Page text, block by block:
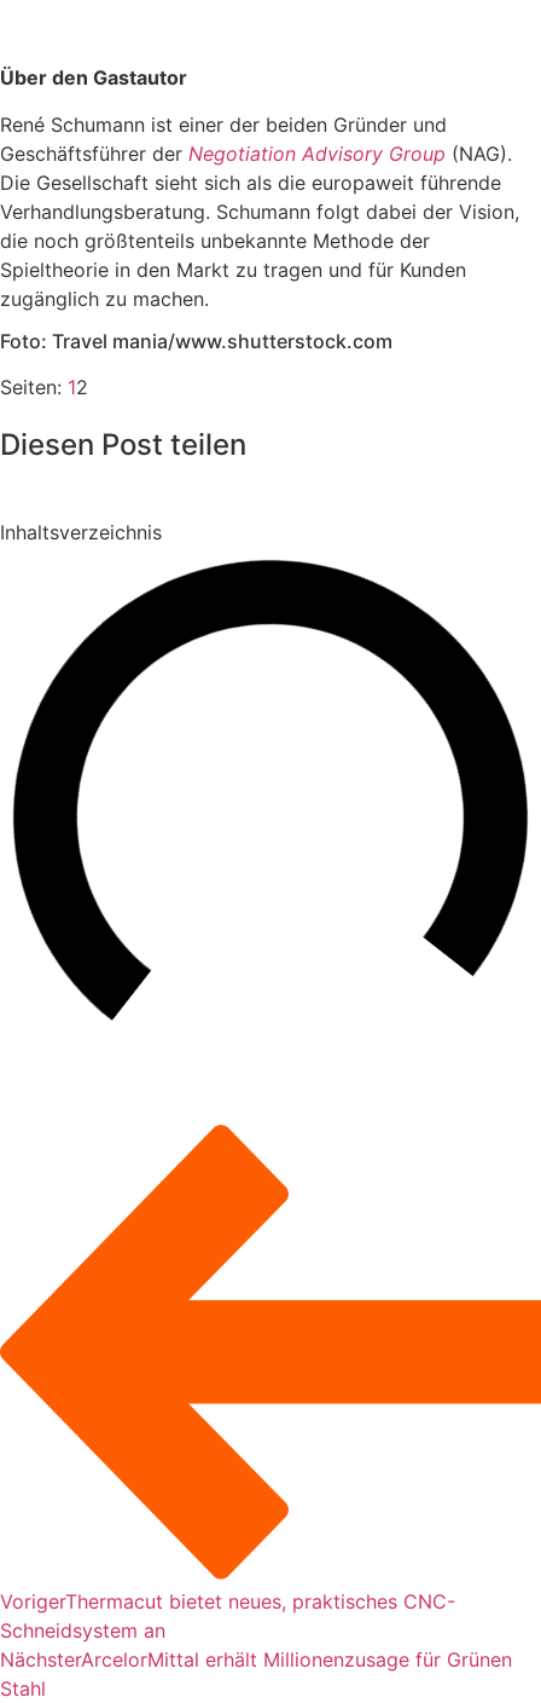
Über den Gastautor
René Schumann ist einer der beiden Gründer und
Geschäftsführer der Negotiation Advisory Group (NAG).
Die Gesellschaft sieht sich als die europaweit führende
Verhandlungsberatung. Schumann folgt dabei der Vision,
die noch größtenteils unbekannte Methode der
Spieltheorie in den Markt zu tragen und für Kunden
zugänglich zu machen.
Foto: Travel mania/www.shutterstock.com
Seiten: 12
Diesen Post teilen
Inhaltsverzeichnis
VorigerThermacut bietet neues, praktisches CNC-
Schneidsystem an
NächsterArcelorMittal erhält Millionenzusage für Grünen
Stahl